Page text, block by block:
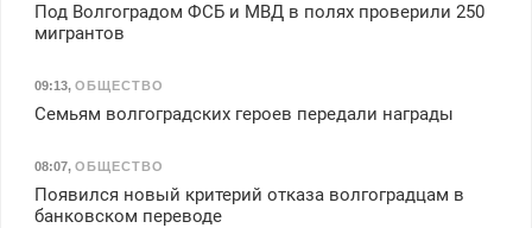
Под Волгоградом ФСБ и МВД в полях проверили 250
мигрантов
09:13, ОБЩЕСТВО
Семьям волгоградских героев передали награды
08:07, ОБЩЕСТВО
Появился новый критерий отказа волгоградцам в
банковском переводе